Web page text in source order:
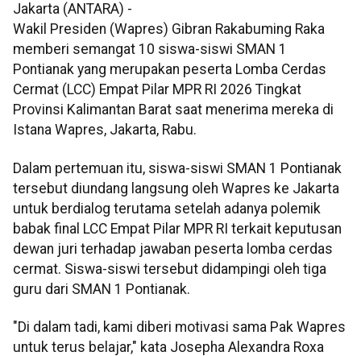
Jakarta (ANTARA) -
Wakil Presiden (Wapres) Gibran Rakabuming Raka
memberi semangat 10 siswa-siswi SMAN 1
Pontianak yang merupakan peserta Lomba Cerdas
Cermat (LCC) Empat Pilar MPR RI 2026 Tingkat
Provinsi Kalimantan Barat saat menerima mereka di
Istana Wapres, Jakarta, Rabu.
Dalam pertemuan itu, siswa-siswi SMAN 1 Pontianak
tersebut diundang langsung oleh Wapres ke Jakarta
untuk berdialog terutama setelah adanya polemik
babak final LCC Empat Pilar MPR RI terkait keputusan
dewan juri terhadap jawaban peserta lomba cerdas
cermat. Siswa-siswi tersebut didampingi oleh tiga
guru dari SMAN 1 Pontianak.
"Di dalam tadi, kami diberi motivasi sama Pak Wapres
untuk terus belajar," kata Josepha Alexandra Roxa